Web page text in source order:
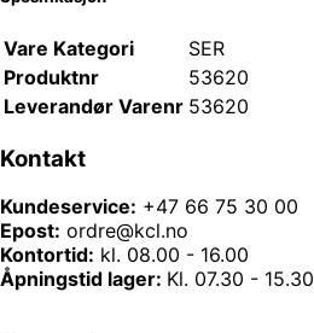
Vare Kategori
SER
Produktnr
53620
Leverandør Varenr 53620
Kontakt
Kundeservice: +47 66 75 30 00
Epost: ordre@kcl.no
Kontortid: kl. 08.00 - 16.00
Åpningstid lager: Kl. 07.30 - 15.30